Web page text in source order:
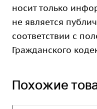
носит только
не является
соответствии с
Гражданского
Похожие